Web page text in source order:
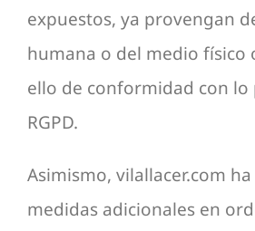
expuestos, ya provengan
humana o del medio físico
ello de conformidad con lo
RGPD.
Asimismo, vilallacer.com
medidas adicionales en